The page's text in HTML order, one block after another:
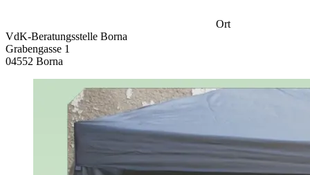
Ort
VdK-Beratungsstelle Borna
Grabengasse 1
04552 Borna